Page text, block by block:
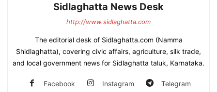
Sidlaghatta News Desk
http://www.sidlaghatta.com
The editorial desk of Sidlaghatta.com (Namma
Shidlaghatta), covering civic affairs, agriculture, silk trade,
and local government news for Sidlaghatta taluk, Karnataka.
Facebook Instagram Telegram